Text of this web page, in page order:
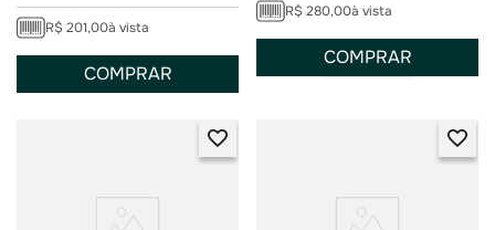
R$ 201,00à vista
COMPRAR
R$ 280,00à vista
COMPRAR